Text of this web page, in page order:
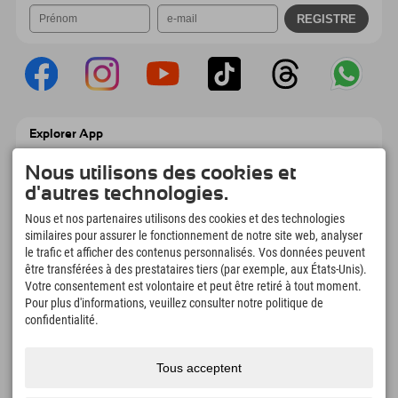
Explorer App
Explorer à emporter avec aperçu de vos
réservations, liste de choses à faire, aperçu
des restaurants et bien plus encore.
Téléchargez-le maintenant !
L'heure des moments d'exploration
166
Lacs de montagne et
piscines d'aventure
4.634 km
Pistes de ski et de
Sentiers de randonnée et
Nous utilisons des cookies et
d'autres technologies.
Nous et nos partenaires utilisons des cookies et des technologies
similaires pour assurer le fonctionnement de notre site web, analyser
le trafic et afficher des contenus personnalisés. Vos données peuvent
être transférées à des prestataires tiers (par exemple, aux États-Unis).
Votre consentement est volontaire et peut être retiré à tout moment.
Pour plus d'informations, veuillez consulter notre politique de
confidentialité.
Tous acceptent